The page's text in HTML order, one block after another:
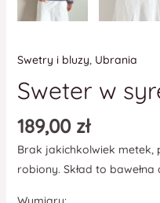
Swetry i bluzy, Ubrania
Sweter w
189,00 zł
Brak jakichkolwiek
robiony. Skład to